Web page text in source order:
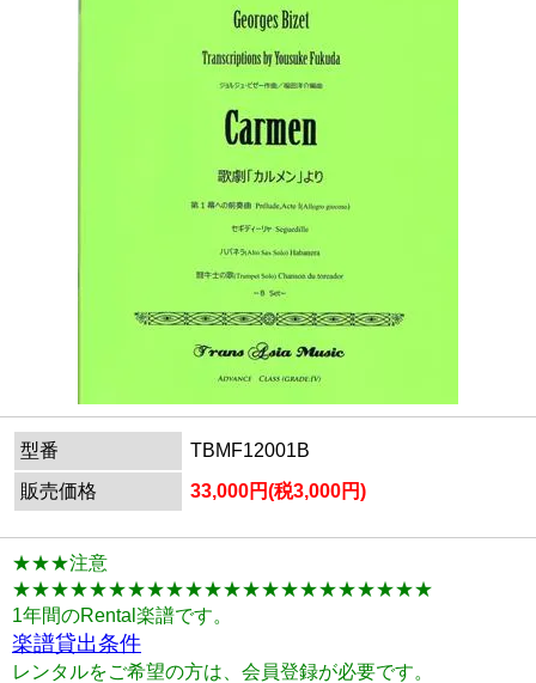
型番
TBMF12001B
販売価格
33,000円(税3,000円)
★★★注意
★★★★★★★★★★★★★★★★★★★★★★
1年間のRental楽譜です。
楽譜貸出条件
レンタルをご希望の方は、会員登録が必要です。